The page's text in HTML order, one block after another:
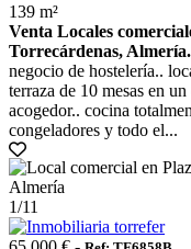
139 m²
Venta Locales
Torrecárdenas, Almería.
negocio de hostelería..
terraza de 10 mesas en
acogedor.. cocina
congeladores y todo el...
1/11